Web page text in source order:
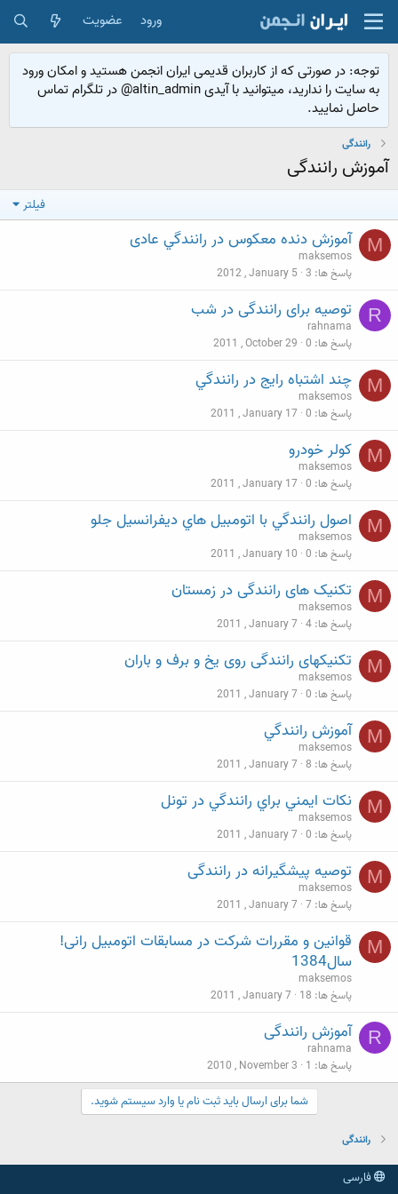
ورود عضویت
توجه: در صورتی که از کاربران قدیمی ایران انجمن هستید و امکان ورود
به سایت را ندارید، میتوانید با آیدی altin_admin@ در تلگرام تماس
حاصل نمایید.
رانندگی
آموزش رانندگی
فیلتر
M آموزش دنده معكوس در رانندگي عادی
maksemos
پاسخ ها 3
2012 , January 5
R توصیه برای رانندگی در شب
rahnama
پاسخ ها 0
2011 , October 29
M چند اشتباه رایج در رانندگي
maksemos
پاسخ ها 0
2011 , January 17
M كولر خودرو
maksemos
پاسخ ها 0
2011 , January 17
M اصول رانندگي با اتومبيل هاي ديفرانسيل جلو
maksemos
پاسخ ها 0
2011 , January 10
M تکنیک های رانندگی در زمستان
maksemos
پاسخ ها 4
2011 , January 7
M تکنیکهای رانندگی روی یخ و برف و باران
maksemos
پاسخ ها 0
2011 , January 7
M آموزش رانندگي
maksemos
پاسخ ها 8
2011 , January 7
M نكات ايمني براي رانندگي در تونل
maksemos
پاسخ ها 0
2011 , January 7
M توصیه پیشگیرانه در رانندگی
maksemos
پاسخ ها 7
2011 , January 7
M
قوانین و مقررات شرکت در مسابقات اتومبیل رانی!
سال1384
maksemos
پاسخ ها 18
2011 , January 7
R آموزش رانندگی
rahnama
پاسخ ها 1
2010 , November 3
شما برای ارسال باید ثبت نام یا وارد سیستم شوید.
رانندگی
فارسی